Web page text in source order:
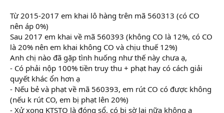
Từ 2015-2017 em khai lô hàng trên mã 560313 (có CO
nên áp 0%)
Sau 2017 em khai về mã 560393 (không CO là 12%, có CO
là 20% nên em khai không CO và chịu thuế 12%)
Anh chị nào đã gặp tình huống như thế này chưa ạ,
- Có phải nộp 100% tiền truy thu + phạt hay có cách giải
quyết khác ổn hơn ạ
- Nếu bẻ và phạt về mã 560393, em rút CO có được không
(nếu k rút CO, em bị phạt lên 20%)
- Xử xong KTSTQ là đóng sổ, có bị sờ lại nữa không ạ